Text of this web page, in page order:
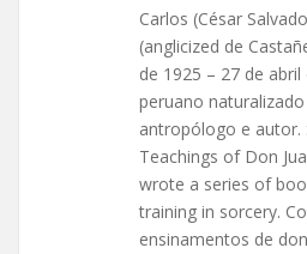
Carlos (César
(anglicized de
de 1925 – 27 de
peruano
antropólogo e autor.
Teachings of Don
wrote a series of
training in sorcery.
ensinamentos de